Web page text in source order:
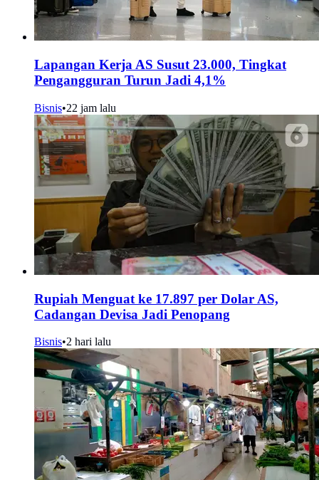
Lapangan Kerja AS Susut 23.000, Tingkat
Pengangguran Turun Jadi 4,1%
Bisnis•22 jam lalu
Rupiah Menguat ke 17.897 per Dolar AS,
Cadangan Devisa Jadi Penopang
Bisnis•2 hari lalu